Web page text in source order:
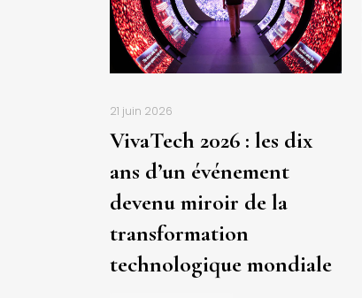
21 juin 2026
VivaTech 2026 : les dix
ans d’un événement
devenu miroir de la
transformation
technologique mondiale